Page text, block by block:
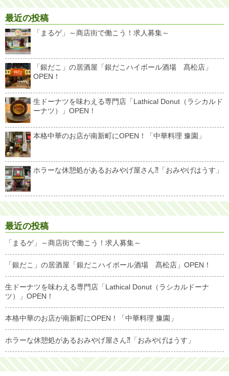
最近の投稿
「まるゲ」～商店街で働こう！求人募集～
「銀だこ」の居酒屋「銀だこハイボール酒場 髙松店」
OPEN！
生ドーナツを味わえる専門店「Lathical Donut（ラシカルド
ーナツ）」OPEN！
本格中華のお店が南新町にOPEN！「中華料理 豫園」
ホラーな休憩処があるおみやげ屋さん⁈「おみやげはうす」
最近の投稿
「まるゲ」～商店街で働こう！求人募集～
「銀だこ」の居酒屋「銀だこハイボール酒場 髙松店」OPEN！
生ドーナツを味わえる専門店「Lathical Donut（ラシカルドーナ
ツ）」OPEN！
本格中華のお店が南新町にOPEN！「中華料理 豫園」
ホラーな休憩処があるおみやげ屋さん⁈「おみやげはうす」